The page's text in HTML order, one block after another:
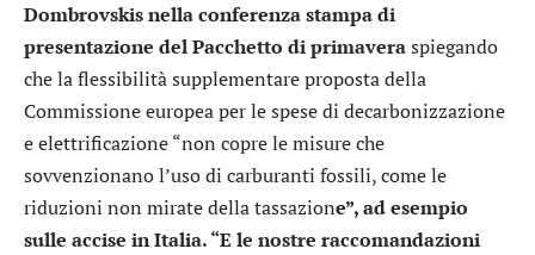
Dombrovskis nella conferenza stampa di
presentazione del Pacchetto di primaveraspiegando
che la flessibilità supplementare proposta della
Commissione europea per le spese di decarbonizzazione
e elettrificazione “non copre le misure che
sovvenzionano l’uso di carburanti fossili, come le
riduzioni non mirate della tassazione”, ad esempio
sulle accise in Italia. “E le nostre raccomandazioni